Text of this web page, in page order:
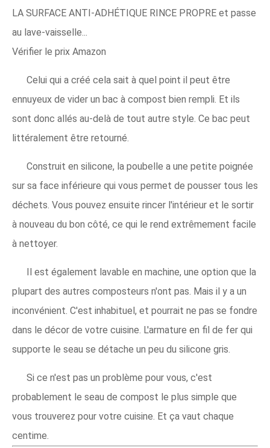
LA SURFACE ANTI-ADHÉTIQUE RINCE PROPRE et passe
au lave-vaisselle...
Vérifier le prix Amazon
Celui qui a créé cela sait à quel point il peut être
ennuyeux de vider un bac à compost bien rempli. Et ils
sont donc allés au-delà de tout autre style. Ce bac peut
littéralement être retourné.
Construit en silicone, la poubelle a une petite poignée
sur sa face inférieure qui vous permet de pousser tous les
déchets. Vous pouvez ensuite rincer l'intérieur et le sortir
à nouveau du bon côté, ce qui le rend extrêmement facile
à nettoyer.
Il est également lavable en machine, une option que la
plupart des autres composteurs n'ont pas. Mais il y a un
inconvénient. C'est inhabituel, et pourrait ne pas se fondre
dans le décor de votre cuisine. L'armature en fil de fer qui
supporte le seau se détache un peu du silicone gris.
Si ce n'est pas un problème pour vous, c'est
probablement le seau de compost le plus simple que
vous trouverez pour votre cuisine. Et ça vaut chaque
centime.